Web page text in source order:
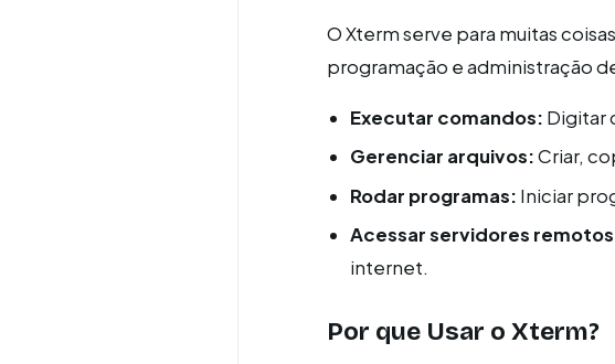
O Xterm serve para muitas
programação e administração
Executar comandos: Digitar
Gerenciar arquivos:Criar,
Rodar programas: Iniciar
Acessar servidores
internet.
Por que Usar o Xterm?